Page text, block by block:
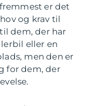
er det
og krav til
dem, der har
eller en
men den er
for dem, der